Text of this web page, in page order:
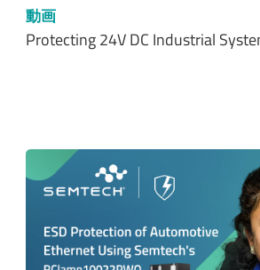
動画
Protecting 24V DC Industrial